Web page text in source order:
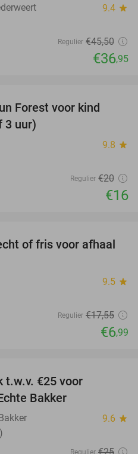
9.4 star
Regulier €45,50
€36,95
Forest voor kind
3 uur)
9.8 star
Regulier €20
€16
60%
of fris voor afhaal
9.5 star
Regulier €17,55
€6,99
t.w.v. €25 voor
Bakker
9.6 star
Regulier